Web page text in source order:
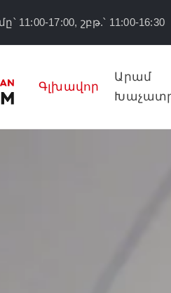
11:00-17:00, շբթ.՝ 11:00-16:30
Գլխավոր
Արամ